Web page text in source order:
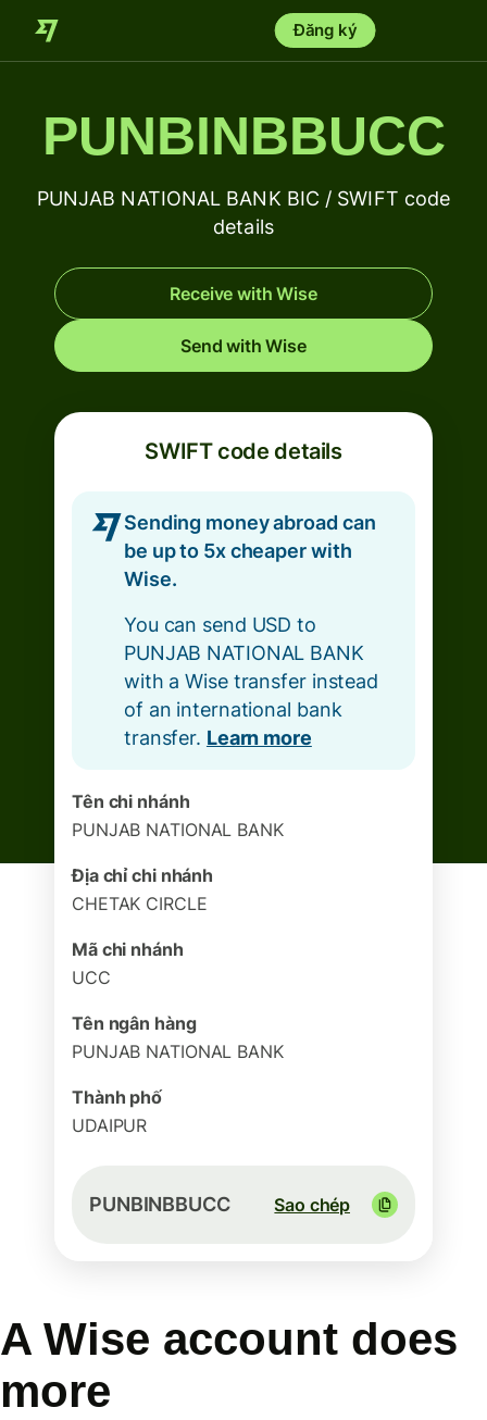
Đăng ký
PUNBINBBUCC
PUNJAB NATIONAL BANK BIC / SWIFT code
details
Receive with Wise
Send with Wise
SWIFT code details
Sending money abroad can
be up to 5x cheaper with
Wise.
You can send USD to
PUNJAB NATIONAL BANK
with a Wise transfer instead
of an international bank
transfer. Learn more
Tên chi nhánh
PUNJAB NATIONAL BANK
Địa chỉ chi nhánh
CHETAK CIRCLE
Mã chi nhánh
UCC
Tên ngân hàng
PUNJAB NATIONAL BANK
Thành phố
UDAIPUR
PUNBINBBUCC Sao chép
A Wise account does
more